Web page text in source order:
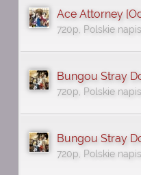
Ace Attorney
720p, Polskie
Bungou Stray
720p, Polskie
Bungou Stray
720p, Polskie